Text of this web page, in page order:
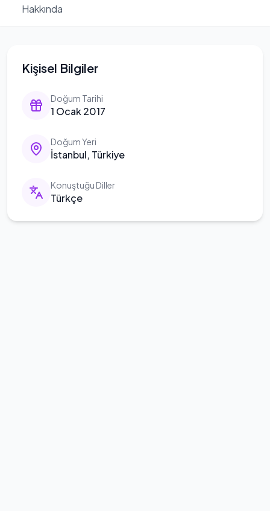
Hakkında
Kişisel Bilgiler
Doğum Tarihi
1 Ocak 2017
Doğum Yeri
İstanbul, Türkiye
Konuştuğu Diller
Türkçe